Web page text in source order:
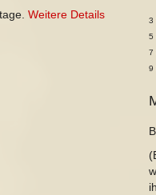
Weitere Details 3
5
7
9